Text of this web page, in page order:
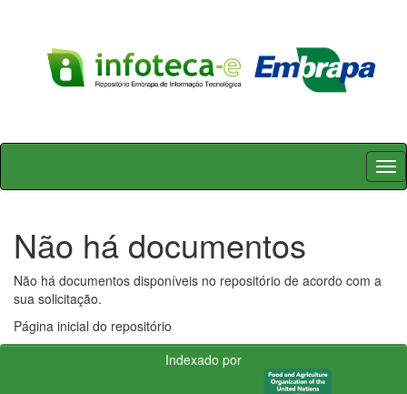
Skip
Não há documentos
Não há documentos disponíveis no repositório de acordo com a
sua solicitação.
Página inicial do repositório
Indexado por